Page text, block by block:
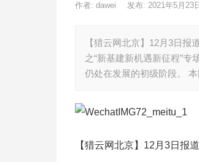
作者: dawei 发布: 2021年5月23
【猎云网北京】12月3日
之“新基建新机遇新征程”
仍处在发展的初级阶段。
【猎云网北京】12月3日报